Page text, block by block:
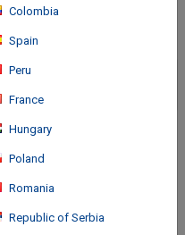
Colombia
Spain
Peru
France
Hungary
Poland
Romania
Republic of Serbia